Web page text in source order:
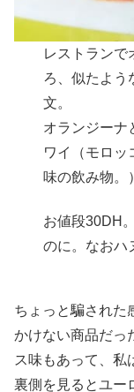
レストランで
ろ、似たよう
文。
オランジーナ
ワイ（モロッ
味の飲み物。）
お値段30DH
のに。なおハ
ちょっと騙された
かけない商品だっ
ス味もあって、私
裏側を見るとユー